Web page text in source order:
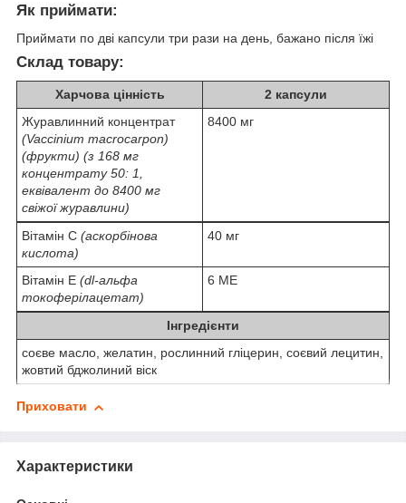
Як приймати:
Приймати по дві капсули три рази на день, бажано після їжі
Склад товару:
Харчова цінність
2 капсули
Журавлинний концентрат
(Vaccinium macrocarpon)
(фрукти) (з 168 мг
концентрату 50: 1,
еквівалент до 8400 мг
свіжої журавлини)
8400 мг
Вітамін С (аскорбінова
кислота)
40 мг
Вітамін Е (dl-альфа
токоферілацетат)
6 МЕ
Інгредієнти
соєве масло, желатин, рослинний гліцерин, соєвий лецитин,
жовтий бджолиний віск
Приховати
Характеристики